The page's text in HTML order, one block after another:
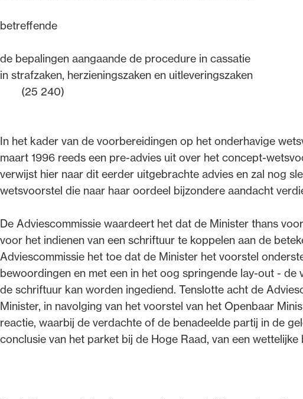
betreffende
de bepalingen aangaande de procedure in cassatie
in strafzaken, herzieningszaken en uitleveringszaken
(25 240)
In het kader van de voorbereidingen op het onderhavige
maart 1996 reeds een pre-advies uit over het concept-
verwijst hier naar dit eerder uitgebrachte advies en zal nog
wetsvoorstel die naar haar oordeel bijzondere aandacht
De Adviescommissie waardeert het dat de Minister thans
voor het indienen van een schriftuur te koppelen aan de
Adviescommissie het toe dat de Minister het voorstel
bewoordingen en met een in het oog springende lay-out -
de schriftuur kan worden ingediend. Tenslotte acht de
Minister, in navolging van het voorstel van het Openbaar
reactie, waarbij de verdachte of de benadeelde partij in de
conclusie van het parket bij de Hoge Raad, van een